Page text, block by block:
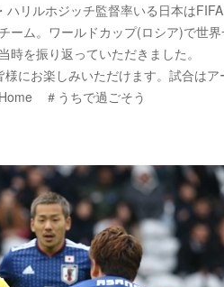
リルホジッチ監督率いる日本は
ーム。ワールドカップ(ロシア)で世
を振り返っていただきました。
にお楽しみいただけます。試合はア
＃うちで過ごそう